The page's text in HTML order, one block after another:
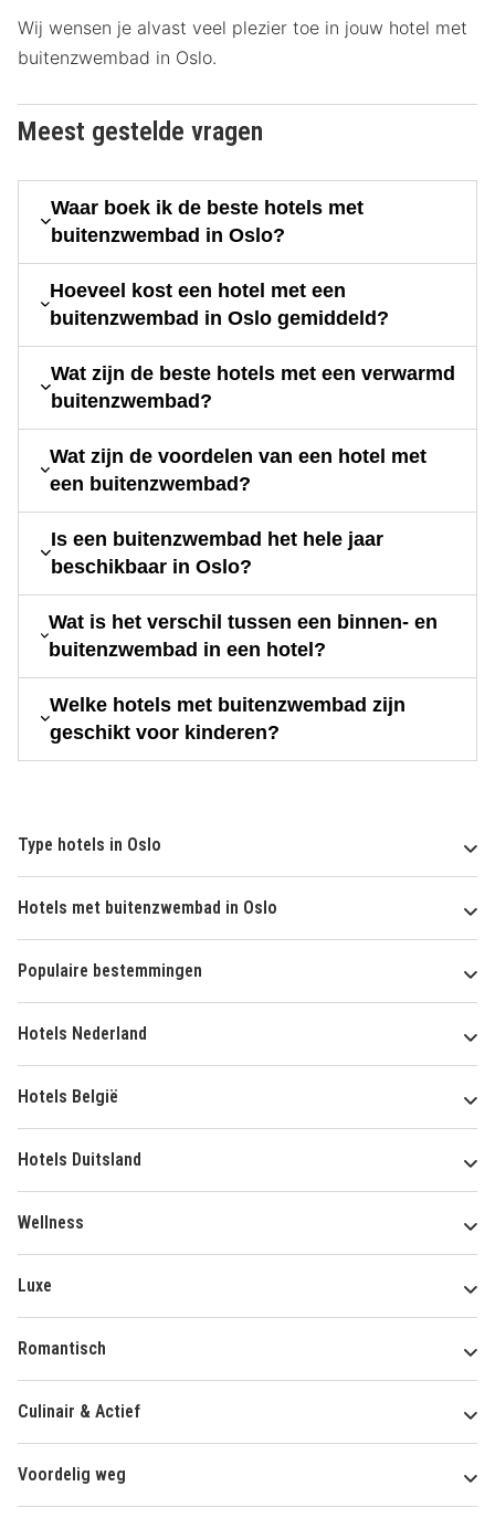
Wij wensen je alvast veel plezier toe in jouw hotel met
buitenzwembad in Oslo.
Meest gestelde vragen
Waar boek ik de beste hotels met
buitenzwembad in Oslo?
Hoeveel kost een hotel met een
buitenzwembad in Oslo gemiddeld?
Wat zijn de beste hotels met een verwarmd
buitenzwembad?
Wat zijn de voordelen van een hotel met
een buitenzwembad?
Is een buitenzwembad het hele jaar
beschikbaar in Oslo?
Wat is het verschil tussen een binnen- en
buitenzwembad in een hotel?
Welke hotels met buitenzwembad zijn
geschikt voor kinderen?
Type hotels in Oslo
Hotels met buitenzwembad in Oslo
Populaire bestemmingen
Hotels Nederland
Hotels België
Hotels Duitsland
Wellness
Luxe
Romantisch
Culinair & Actief
Voordelig weg